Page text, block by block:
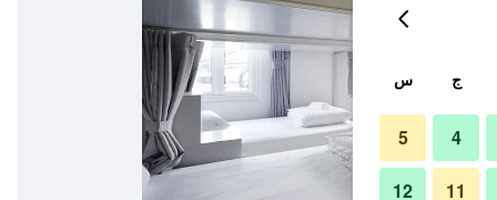
ج س
4
5
11
12